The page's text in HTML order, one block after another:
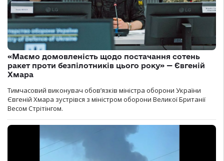
«Маємо домовленість щодо постачання сотень
ракет проти безпілотників цього року» — Євгеній
Хмара
Тимчасовий виконувач обов’язків міністра оборони України
Євгеній Хмара зустрівся з міністром оборони Великої Британії
Весом Стрітінгом.